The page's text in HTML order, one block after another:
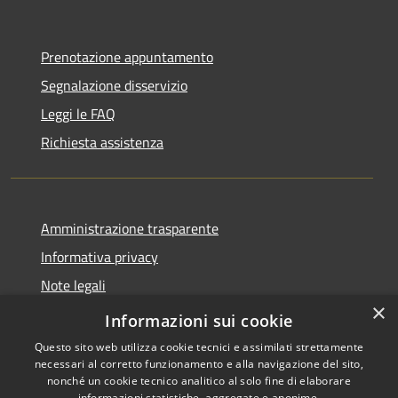
Prenotazione appuntamento
Segnalazione disservizio
Leggi le FAQ
Richiesta assistenza
Amministrazione trasparente
Informativa privacy
Note legali
Dichiarazione di accessibilità
×
Informazioni sui cookie
Questo sito web utilizza cookie tecnici e assimilati strettamente
necessari al corretto funzionamento e alla navigazione del sito,
nonché un cookie tecnico analitico al solo fine di elaborare